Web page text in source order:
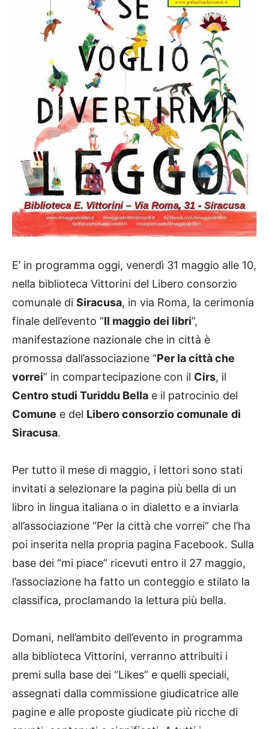
E’ in programma oggi, venerdì 31 maggio alle 10,
nella biblioteca Vittorini del Libero consorzio
comunale di Siracusa, in via Roma, la cerimonia
finale dell’evento “Il maggio dei libri”,
manifestazione nazionale che in città è
promossa dall’associazione “Per la città che
vorrei” in compartecipazione con il Cirs, il
Centro studi Turiddu Bella e il patrocinio del
Comune e del Libero consorzio comunale di
Siracusa.
Per tutto il mese di maggio, i lettori sono stati
invitati a selezionare la pagina più bella di un
libro in lingua italiana o in dialetto e a inviarla
all’associazione “Per la città che vorrei” che l’ha
poi inserita nella propria pagina Facebook. Sulla
base dei “mi piace” ricevuti entro il 27 maggio,
l’associazione ha fatto un conteggio e stilato la
classifica, proclamando la lettura più bella.
Domani, nell’ambito dell’evento in programma
alla biblioteca Vittorini, verranno attribuiti i
premi sulla base dei “Likes” e quelli speciali,
assegnati dalla commissione giudicatrice alle
pagine e alle proposte giudicate più ricche di